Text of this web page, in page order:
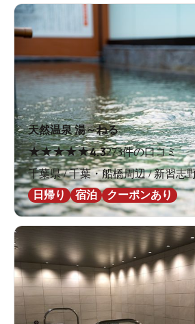
天然温泉 湯～ねる
★★★★★4.3273件の口コミ
千葉県 / 千葉・船橋周辺 / 新習志
日帰り
宿泊 クーポンあり